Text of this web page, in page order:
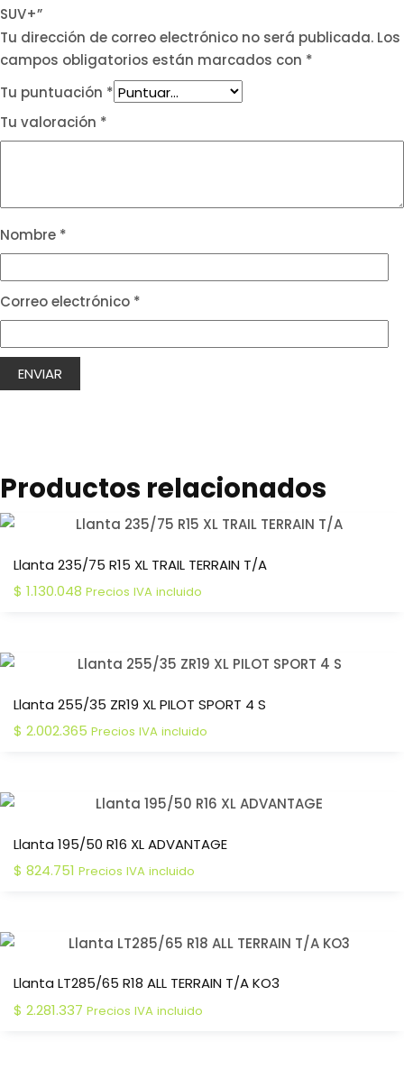
SUV+”
Tu dirección de correo electrónico no será publicada. Los
campos obligatorios están marcados con *
Tu puntuación *
Tu valoración *
Nombre *
Correo electrónico *
Productos relacionados
Llanta 235/75 R15 XL TRAIL TERRAIN T/A
$ 1.130.048 Precios IVA incluido
Llanta 255/35 ZR19 XL PILOT SPORT 4 S
$ 2.002.365 Precios IVA incluido
Llanta 195/50 R16 XL ADVANTAGE
$ 824.751 Precios IVA incluido
Llanta LT285/65 R18 ALL TERRAIN T/A KO3
$ 2.281.337 Precios IVA incluido